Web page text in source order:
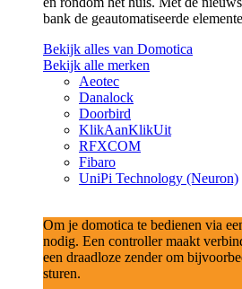
bank de geautomatiseerde
Bekijk alles van Domotica
Bekijk alle merken
Aeotec
Danalock
Doorbird
KlikAanKlikUit
RFXCOM
Fibaro
UniPi Technology (Neuron)
Om je domotica te bedienen via
nodig. Een controller maakt
een draadloze zender om
sturen.